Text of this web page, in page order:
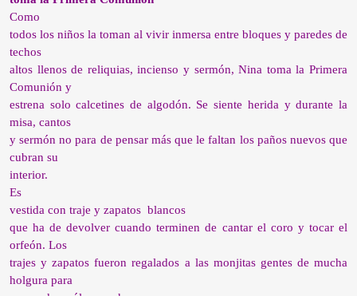
Como
todos los niños la toman al vivir inmersa entre bloques y paredes de
techos
altos llenos de reliquias, incienso y sermón, Nina toma la Primera
Comunión y
estrena solo calcetines de algodón. Se siente herida y durante la
misa, cantos
y sermón no para de pensar más que le faltan los paños nuevos que
cubran su
interior.
Es
vestida con traje y zapatos blancos
que ha de devolver cuando terminen de cantar el coro y tocar el
orfeón. Los
trajes y zapatos fueron regalados a las monjitas gentes de mucha
holgura para